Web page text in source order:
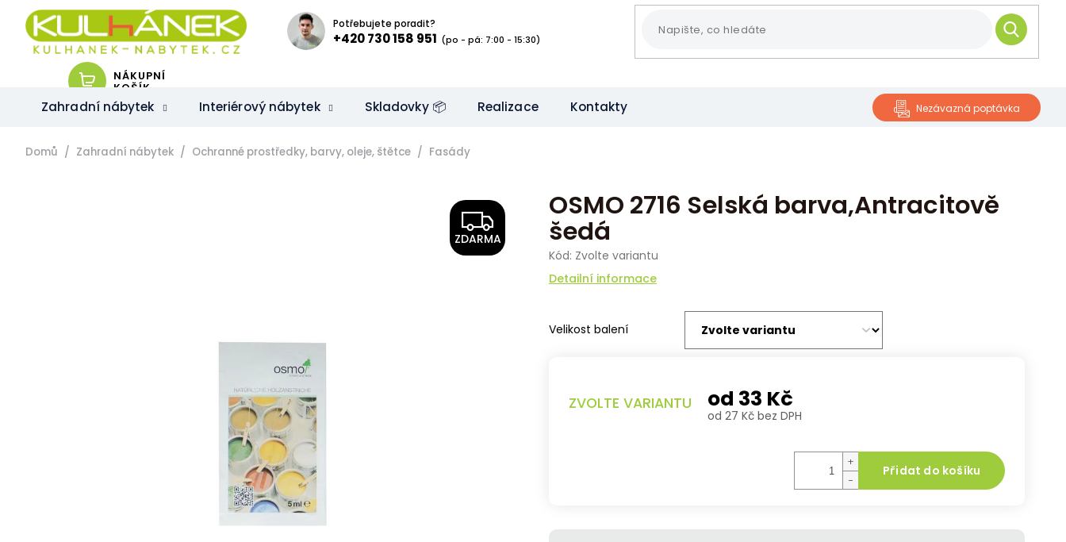
obsah
Potřebujete poradit?
+420 730 158 951 (po - pá: 7:00 - 15:30)
HLEDAT
NÁKUPNÍ
KOŠÍK
Zahradní nábytek Interiérový nábytek Skladovky 📦 Realizace Kontakty Nezávazná poptávka
Domů Zahradní nábytek Ochranné prostředky, barvy, oleje, štětce Fasády
Z
D
ZDARMA
OSMO 2716 Selská barva,Antracitově
šedá
Kód: Zvolte variantu
ZVOLTE VARIANTU od 33 Kč
od 27 Kč bez DPH
+
−
Přidat do košíku
Velikost balení
Detailní informace